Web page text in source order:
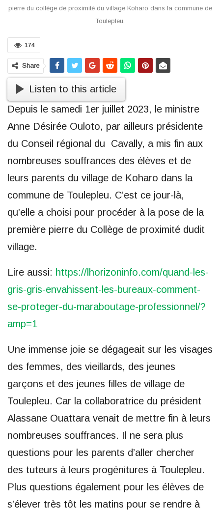
pierre du collège de proximité du village Koharo dans la commune de
Toulepleu.
174
Share
Listen to this article
Depuis le samedi 1er juillet 2023, le ministre
Anne Désirée Ouloto, par ailleurs présidente
du Conseil régional du Cavally, a mis fin aux
nombreuses souffrances des élèves et de
leurs parents du village de Koharo dans la
commune de Toulepleu. C’est ce jour-là,
qu’elle a choisi pour procéder à la pose de la
première pierre du Collège de proximité dudit
village.
Lire aussi: https://lhorizoninfo.com/quand-les-
gris-gris-envahissent-les-bureaux-comment-
se-proteger-du-maraboutage-professionnel/?
amp=1
Une immense joie se dégageait sur les visages
des femmes, des vieillards, des jeunes
garçons et des jeunes filles de village de
Toulepleu. Car la collaboratrice du président
Alassane Ouattara venait de mettre fin à leurs
nombreuses souffrances. Il ne sera plus
questions pour les parents d’aller chercher
des tuteurs à leurs progénitures à Toulepleu.
Plus questions également pour les élèves de
s’élever très tôt les matins pour se rendre à